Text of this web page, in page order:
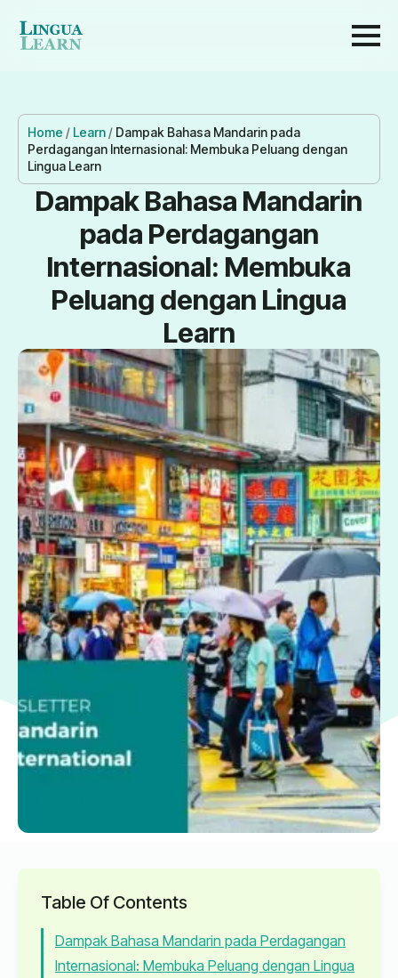
Home / Learn / Dampak Bahasa Mandarin pada
Perdagangan Internasional: Membuka Peluang dengan
Lingua Learn
Dampak Bahasa Mandarin
pada Perdagangan
Internasional: Membuka
Peluang dengan Lingua
Learn
Table Of Contents
Dampak Bahasa Mandarin pada Perdagangan
Internasional: Membuka Peluang dengan Lingua